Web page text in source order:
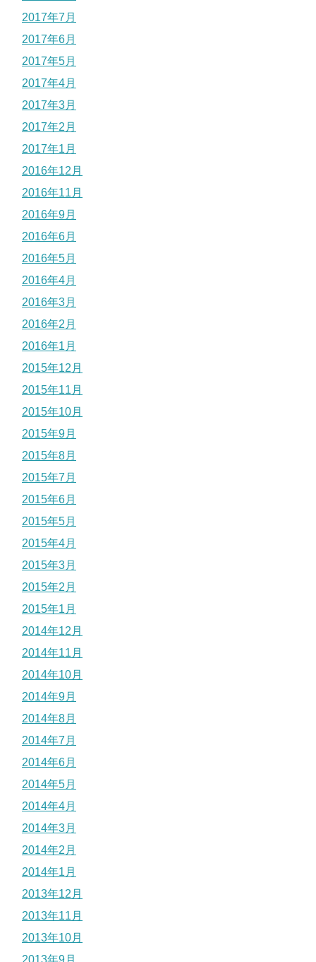
2017年7月
2017年6月
2017年5月
2017年4月
2017年3月
2017年2月
2017年1月
2016年12月
2016年11月
2016年9月
2016年6月
2016年5月
2016年4月
2016年3月
2016年2月
2016年1月
2015年12月
2015年11月
2015年10月
2015年9月
2015年8月
2015年7月
2015年6月
2015年5月
2015年4月
2015年3月
2015年2月
2015年1月
2014年12月
2014年11月
2014年10月
2014年9月
2014年8月
2014年7月
2014年6月
2014年5月
2014年4月
2014年3月
2014年2月
2014年1月
2013年12月
2013年11月
2013年10月